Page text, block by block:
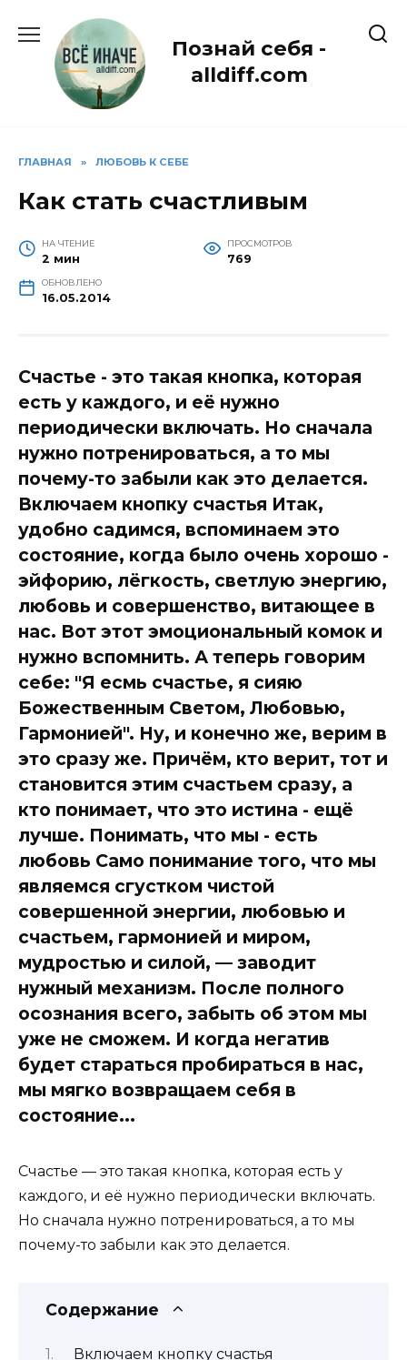
содержанию
Познай себя -
alldiff.com
ГЛАВНАЯ » ЛЮБОВЬ К СЕБЕ
Как стать счастливым
НА ЧТЕНИЕ
2 мин
ПРОСМОТРОВ
769
ОБНОВЛЕНО
16.05.2014
Счастье - это такая кнопка, которая
есть у каждого, и её нужно
периодически включать. Но сначала
нужно потренироваться, а то мы
почему-то забыли как это делается.
Включаем кнопку счастья Итак,
удобно садимся, вспоминаем это
состояние, когда было очень хорошо -
эйфорию, лёгкость, светлую энергию,
любовь и совершенство, витающее в
нас. Вот этот эмоциональный комок и
нужно вспомнить. А теперь говорим
себе: "Я есмь счастье, я сияю
Божественным Светом, Любовью,
Гармонией". Ну, и конечно же, верим в
это сразу же. Причём, кто верит, тот и
становится этим счастьем сразу, а
кто понимает, что это истина - ещё
лучше. Понимать, что мы - есть
любовь Само понимание того, что мы
являемся сгустком чистой
совершенной энергии, любовью и
счастьем, гармонией и миром,
мудростью и силой, — заводит
нужный механизм. После полного
осознания всего, забыть об этом мы
уже не сможем. И когда негатив
будет стараться пробираться в нас,
мы мягко возвращаем себя в
состояние...
Счастье — это такая кнопка, которая есть у
каждого, и её нужно периодически включать.
Но сначала нужно потренироваться, а то мы
почему-то забыли как это делается.
Содержание
Включаем кнопку счастья